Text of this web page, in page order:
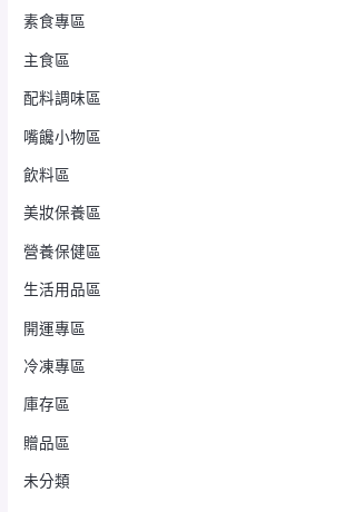
素食專區
主食區
配料調味區
嘴饞小物區
飲料區
美妝保養區
營養保健區
生活用品區
開運專區
冷凍專區
庫存區
贈品區
未分類